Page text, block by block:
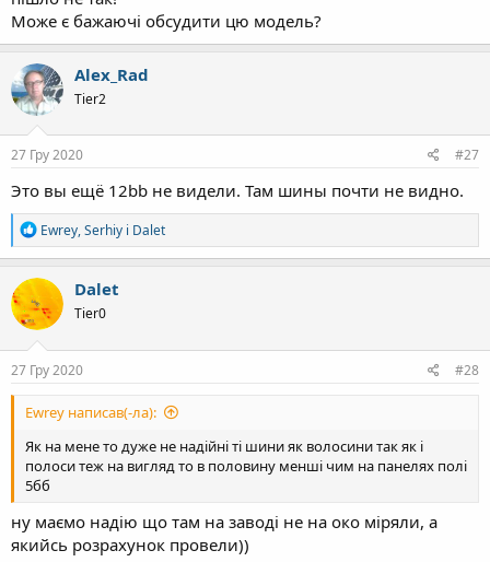
Може є бажаючі обсудити цю модель?
Alex_Rad
Tier2
27 Гру 2020 #27
Это вы ещё 12bb не видели. Там шины почти не видно.
Р
е
а
к
і
ї
:
Ewrey,Serhiy і Dalet
Dalet
Tier0
27 Гру 2020 #28
Ewrey написав(-ла):
Як на мене то дуже не надійні ті шини як волосини так як і
полоси теж на вигляд то в половину менші чим на панелях полі
5бб
ну маємо надію що там на заводі не на око міряли, а
якийсь розрахунок провели))